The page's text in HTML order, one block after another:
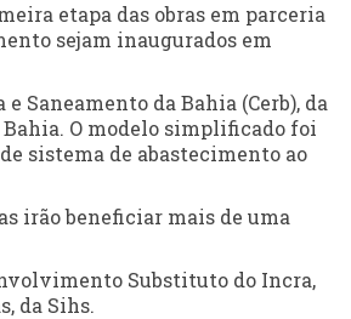
etapa das obras em parceria
sejam inaugurados em
Saneamento da Bahia (Cerb), da
O modelo simplificado foi
sistema de abastecimento ao
irão beneficiar mais de uma
Substituto do Incra,
da Sihs.